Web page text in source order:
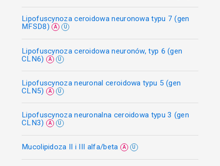
Lipofuscynoza ceroidowa neuronowa typu 7 (gen
MFSD8)
A U
Lipofuscynoza ceroidowa neuronów, typ 6 (gen
CLN6)
A U
Lipofuscynoza neuronal ceroidowa typu 5 (gen
CLN5)
A U
Lipofuscynoza neuronalna ceroidowa typu 3 (gen
CLN3)
A U
Mucolipidoza II i III alfa/beta A U